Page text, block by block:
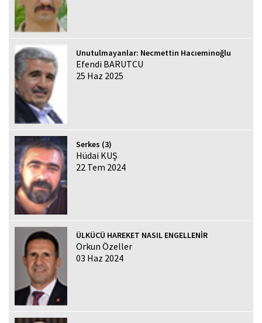
Unutulmayanlar: Necmettin Hacıeminoğlu
Efendi BARUTCU
25 Haz 2025
Serkes (3)
Hüdai KUŞ
22 Tem 2024
ÜLKÜCÜ HAREKET NASIL ENGELLENİR
Orkun Özeller
03 Haz 2024